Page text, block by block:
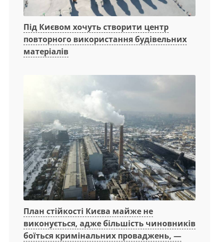
Під Києвом хочуть створити центр
повторного використання будівельних
матеріалів
План стійкості Києва майже не
виконується, адже більшість чиновників
боїться кримінальних проваджень, —